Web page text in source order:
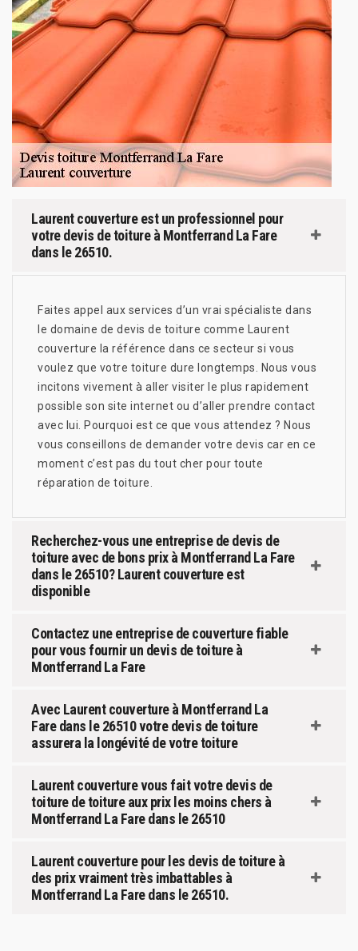
Laurent couverture est un professionnel pour
votre devis de toiture à Montferrand La Fare
dans le 26510.
Faites appel aux services d’un vrai spécialiste dans
le domaine de devis de toiture comme Laurent
couverture la référence dans ce secteur si vous
voulez que votre toiture dure longtemps. Nous vous
incitons vivement à aller visiter le plus rapidement
possible son site internet ou d’aller prendre contact
avec lui. Pourquoi est ce que vous attendez ? Nous
vous conseillons de demander votre devis car en ce
moment c’est pas du tout cher pour toute
réparation de toiture.
Recherchez-vous une entreprise de devis de
toiture avec de bons prix à Montferrand La Fare
dans le 26510? Laurent couverture est
disponible
Contactez une entreprise de couverture fiable
pour vous fournir un devis de toiture à
Montferrand La Fare
Avec Laurent couverture à Montferrand La
Fare dans le 26510 votre devis de toiture
assurera la longévité de votre toiture
Laurent couverture vous fait votre devis de
toiture de toiture aux prix les moins chers à
Montferrand La Fare dans le 26510
Laurent couverture pour les devis de toiture à
des prix vraiment très imbattables à
Montferrand La Fare dans le 26510.